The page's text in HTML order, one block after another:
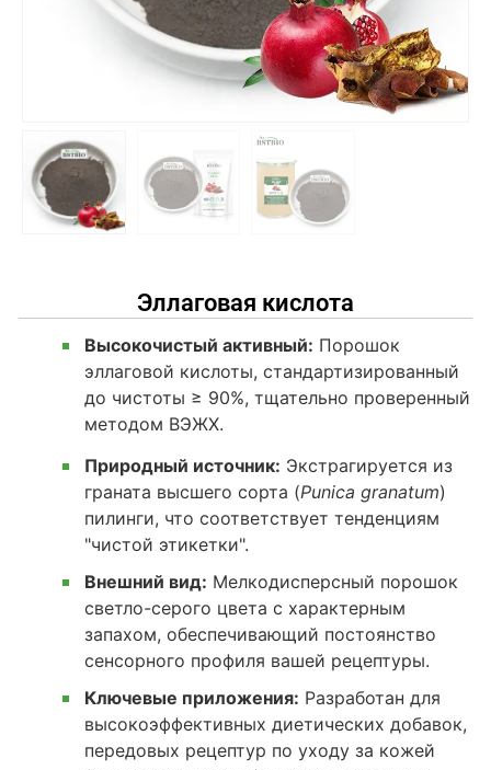
Эллаговая кислота
Высокочистый активный: Порошок
эллаговой кислоты, стандартизированный
до чистоты ≥ 90%, тщательно проверенный
методом ВЭЖХ.
Природный источник: Экстрагируется из
граната высшего сорта (Punica granatum)
пилинги, что соответствует тенденциям
"чистой этикетки".
Внешний вид: Мелкодисперсный порошок
светло-серого цвета с характерным
запахом, обеспечивающий постоянство
сенсорного профиля вашей рецептуры.
Ключевые приложения: Разработан для
высокоэффективных диетических добавок,
передовых рецептур по уходу за кожей